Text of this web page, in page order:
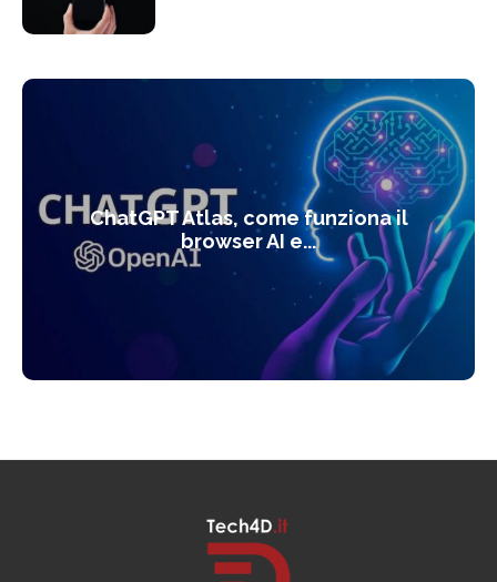
ChatGPT Atlas, come funziona il
browser AI e...